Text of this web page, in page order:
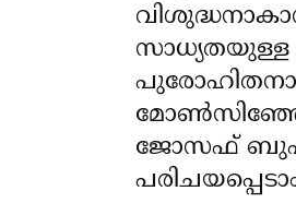
ജോസഫ്